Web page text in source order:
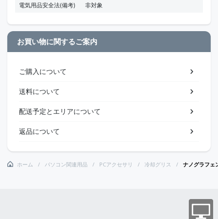
電気用品安全法(備考) 非対象
お買い物に関するご案内
ご購入について
送料について
配送予定とエリアについて
返品について
ホーム パソコン関連用品 PCアクセサリ 冷却グリス ナノグラフェ